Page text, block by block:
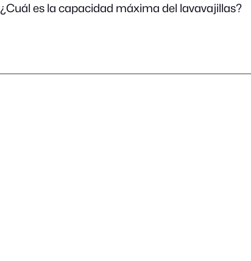
¿Cuál es la capacidad máxima del lavavajillas?